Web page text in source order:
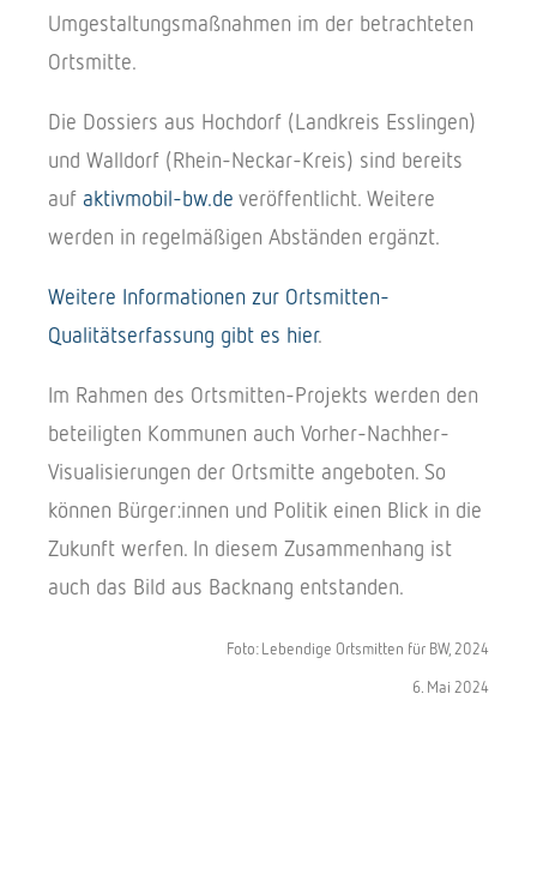
Umgestaltungsmaßnahmen im der betrachteten
Ortsmitte.
Die Dossiers aus Hochdorf (Landkreis Esslingen)
und Walldorf (Rhein-Neckar-Kreis) sind bereits
auf aktivmobil-bw.de veröffentlicht. Weitere
werden in regelmäßigen Abständen ergänzt.
Weitere Informationen zur Ortsmitten-
Qualitätserfassung gibt es hier.
Im Rahmen des Ortsmitten-Projekts werden den
beteiligten Kommunen auch Vorher-Nachher-
Visualisierungen der Ortsmitte angeboten. So
können Bürger:innen und Politik einen Blick in die
Zukunft werfen. In diesem Zusammenhang ist
auch das Bild aus Backnang entstanden.
Foto: Lebendige Ortsmitten für BW, 2024
6. Mai 2024